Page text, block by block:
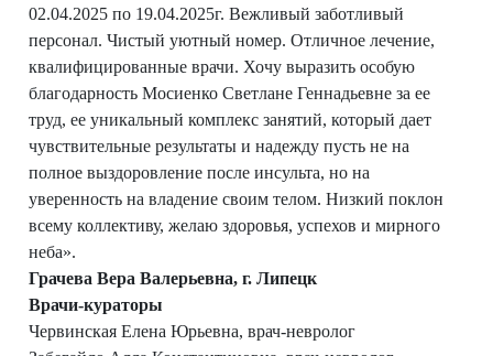
02.04.2025 по 19.04.2025г. Вежливый заботливый
персонал. Чистый уютный номер. Отличное лечение,
квалифицированные врачи. Хочу выразить особую
благодарность Мосиенко Светлане Геннадьевне за ее
труд, ее уникальный комплекс занятий, который дает
чувствительные результаты и надежду пусть не на
полное выздоровление после инсульта, но на
уверенность на владение своим телом. Низкий поклон
всему коллективу, желаю здоровья, успехов и мирного
неба».
Грачева Вера Валерьевна, г. Липецк
Врачи-кураторы
Червинская Елена Юрьевна, врач-невролог